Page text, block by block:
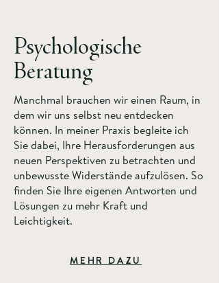
Psychologische
Beratung
Manchmal brauchen wir einen Raum, in
dem wir uns selbst neu entdecken
können. In meiner Praxis begleite ich
Sie dabei, Ihre Herausforderungen aus
neuen Perspektiven zu betrachten und
unbewusste Widerstände aufzulösen. So
finden Sie Ihre eigenen Antworten und
Lösungen zu mehr Kraft und
Leichtigkeit.
MEHR DAZU